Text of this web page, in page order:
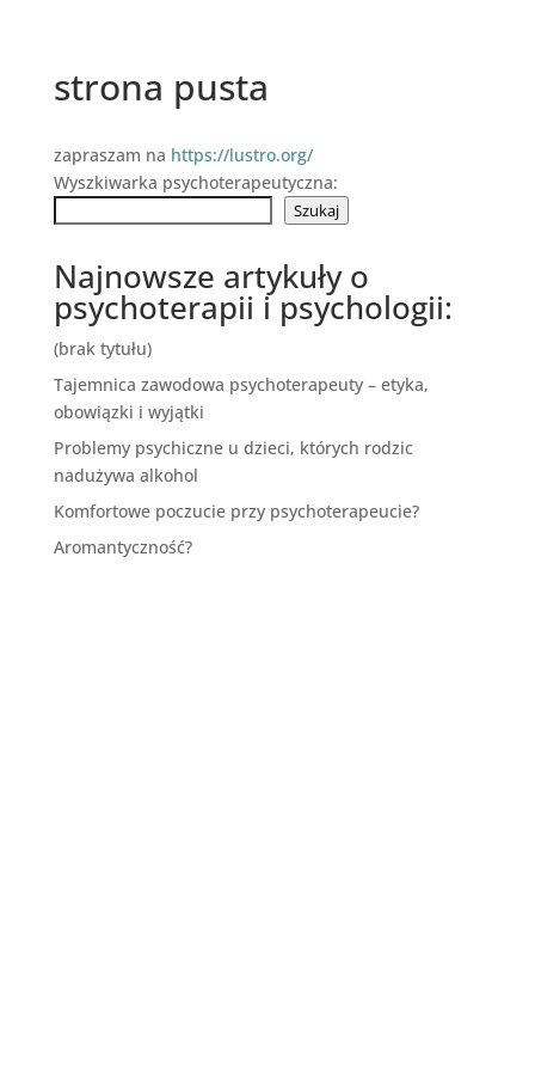
strona pusta
zapraszam na https://lustro.org/
Wyszkiwarka psychoterapeutyczna:
Szukaj
Najnowsze artykuły o
psychoterapii i psychologii:
(brak tytułu)
Tajemnica zawodowa psychoterapeuty – etyka,
obowiązki i wyjątki
Problemy psychiczne u dzieci, których rodzic
nadużywa alkohol
Komfortowe poczucie przy psychoterapeucie?
Aromantyczność?